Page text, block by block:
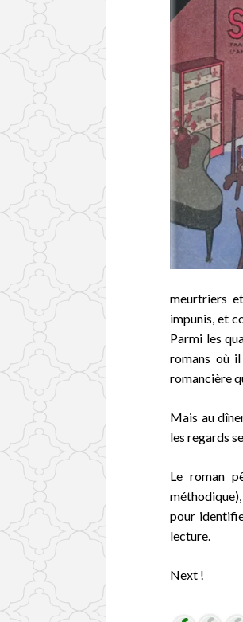
meurtriers
impunis, et
Parmi les
romans où
romancière
Mais au
les regards
Le roman
pour
lecture.
Next !